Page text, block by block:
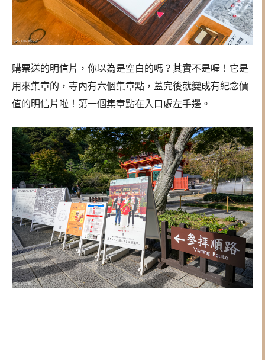
購票送的明信片，你以為是空白的嗎？其實不是喔！它是
用來集章的，寺內有六個集章點，蓋完後就變成有紀念價
值的明信片啦！第一個集章點在入口處左手邊。